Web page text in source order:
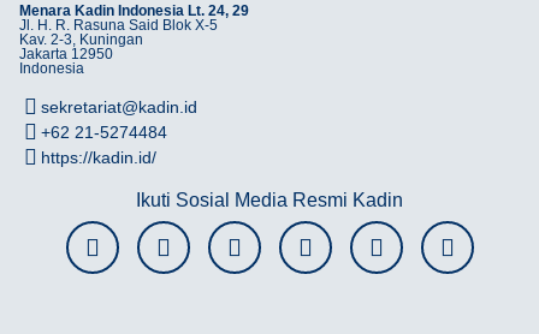
Menara Kadin Indonesia Lt. 24, 29
Jl. H. R. Rasuna Said Blok X-5
Kav. 2-3, Kuningan
Jakarta 12950
Indonesia
sekretariat@kadin.id
+62 21-5274484
https://kadin.id/
Ikuti Sosial Media Resmi Kadin